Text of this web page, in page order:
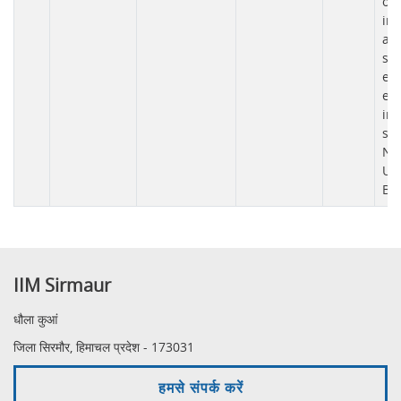
IIM Sirmaur
धौला कुआं
जिला सिरमौर, हिमाचल प्रदेश - 173031
हमसे संपर्क करें